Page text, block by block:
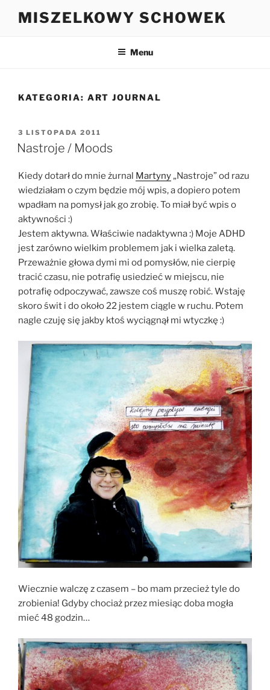
MISZELKOWY SCHOWEK
Menu
KATEGORIA: ART JOURNAL
OPUBLIKOWANE
W
3 LISTOPADA 2011
Nastroje / Moods
Kiedy dotarł do mnie żurnal Martyny„Nastroje” od razu
wiedziałam o czym będzie mój wpis, a dopiero potem
wpadłam na pomysł jak go zrobię. To miał być wpis o
aktywności :)
Jestem aktywna. Właściwie nadaktywna :) Moje ADHD
jest zarówno wielkim problemem jak i wielka zaletą.
Przeważnie głowa dymi mi od pomysłów, nie cierpię
tracić czasu, nie potrafię usiedzieć w miejscu, nie
potrafię odpoczywać, zawsze coś muszę robić. Wstaję
skoro świt i do około 22 jestem ciągle w ruchu. Potem
nagle czuję się jakby ktoś wyciągnął mi wtyczkę :)
Wiecznie walczę z czasem – bo mam przecież tyle do
zrobienia! Gdyby chociaż przez miesiąc doba mogła
mieć 48 godzin…